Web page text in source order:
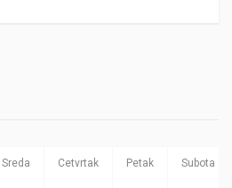
Sreda Cetvrtak Petak Subota